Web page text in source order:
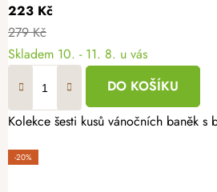
223 Kč
279 Kč
Skladem 10. - 11. 8. u vás
DO KOŠÍKU
Kolekce šesti kusů vánočních baněk
-20%